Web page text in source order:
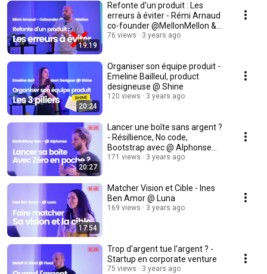
19:19
Refonte d'un produit : Les
erreurs à éviter - Rémi Arnaud
co-founder @MellonMellon &
@La Briqueterie
76 views 3 years ago
20:24
Organiser son équipe produit -
Emeline Bailleul, product
designeuse @ Shine
120 views 3 years ago
20:27
Lancer une boîte sans argent ?
- Résillience, No code,
Bootstrap avec @ Alphonse
(Barthélémy Gas)
171 views 3 years ago
17:54
Matcher Vision et Cible - Ines
Ben Amor @ Luna
169 views 3 years ago
Trop d'argent tue l'argent ? -
Startup en corporate venture
75 views 3 years ago